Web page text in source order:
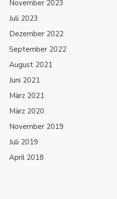
November 2023
Juli 2023
Dezember 2022
September 2022
August 2021
Juni 2021
März 2021
März 2020
November 2019
Juli 2019
April 2018